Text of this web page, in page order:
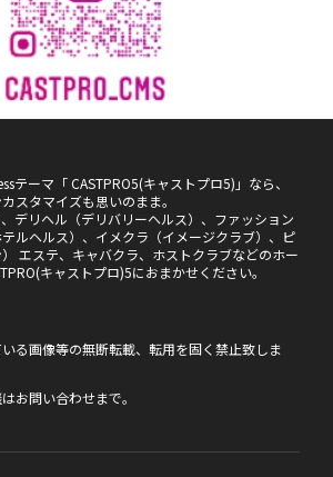
テーマ「 CASTPRO5(キャストプロ5)」なら、
スタマイズも思いのまま。
デリヘル（デリバリーヘルス）、ファッション
ルヘルス）、イメクラ（イメージクラブ）、ピ
エステ、キャバクラ、ホストクラブなどのホー
キャストプロ)5におまかせください。
る画像等の無断転載、転用を固く禁止致しま
お問い合わせまで。